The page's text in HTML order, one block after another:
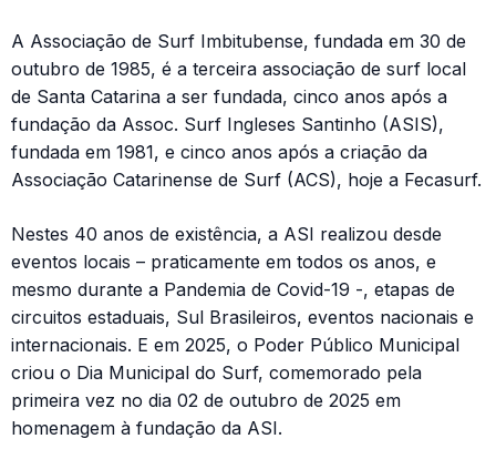
A Associação de Surf Imbitubense, fundada em 30 de
outubro de 1985, é a terceira associação de surf local
de Santa Catarina a ser fundada, cinco anos após a
fundação da Assoc. Surf Ingleses Santinho (ASIS),
fundada em 1981, e cinco anos após a criação da
Associação Catarinense de Surf (ACS), hoje a Fecasurf.
Nestes 40 anos de existência, a ASI realizou desde
eventos locais – praticamente em todos os anos, e
mesmo durante a Pandemia de Covid-19 -, etapas de
circuitos estaduais, Sul Brasileiros, eventos nacionais e
internacionais. E em 2025, o Poder Público Municipal
criou o Dia Municipal do Surf, comemorado pela
primeira vez no dia 02 de outubro de 2025 em
homenagem à fundação da ASI.